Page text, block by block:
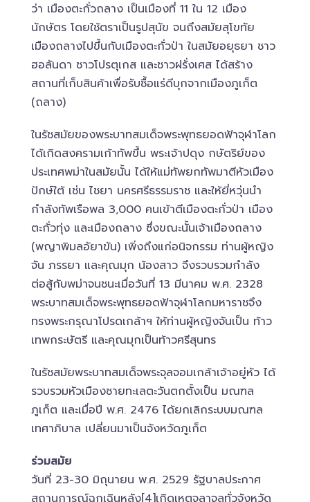
ว่า เมืองตะกั่วถลาง เป็นเมืองที่ 11 ใน 12 เมือง
นักษัตร โดยใช้ตราเป็นรูปสุนัข จนถึงสมัยสุโขทัย
เมืองถลางไปขึ้นกับเมืองตะกั่วป่า ในสมัยอยุธยา ชาว
ฮอลันดา ชาวโปรตุเกส และชาวฝรั่งเศส ได้สร้าง
สถานที่เก็บสินค้าเพื่อรับซื้อแร่ดีบุกจากเมืองภูเก็ต
(ถลาง)
ในรัชสมัยของพระบาทสมเด็จพระพุทธยอดฟ้าจุฬาโลก
ได้เกิดสงครามเก้าทัพขึ้น พระเจ้าปดุง กษัตริย์ของ
ประเทศพม่าในสมัยนั้น ได้ให้แม่ทัพยกทัพมาตีหัวเมือง
ปักษ์ใต้ เช่น ไชยา นครศรีธรรมราช และให้ยี่หวุ่นนำ
กำลังทัพเรือพล 3,000 คนเข้าตีเมืองตะกั่วป่า เมือง
ตะกั่วทุ่ง และเมืองถลาง ซึ่งขณะนั้นเจ้าเมืองถลาง
(พญาพิมลอัยาขัน) เพิ่งถึงแก่อนิจกรรม ท่านผู้หญิง
จัน ภรรยา และคุณมุก น้องสาว จึงรวบรวมกำลัง
ต่อสู้กับพม่าจนชนะเมื่อวันที่ 13 มีนาคม พ.ศ. 2328
พระบาทสมเด็จพระพุทธยอดฟ้าจุฬาโลกมหาราชจึง
ทรงพระกรุณาโปรดเกล้าฯ ให้ท่านผู้หญิงจันเป็น ท้าว
เทพกระษัตรี และคุณมุกเป็นท้าวศรีสุนทร
ในรัชสมัยพระบาทสมเด็จพระจุลจอมเกล้าเจ้าอยู่หัว ได้
รวบรวมหัวเมืองชายทะเลตะวันตกตั้งเป็น มณฑล
ภูเก็ต และเมื่อปี พ.ศ. 2476 ได้ยกเลิกระบบมณฑล
เทศาภิบาล เปลี่ยนมาเป็นจังหวัดภูเก็ต
ร่วมสมัย
วันที่ 23-30 มิถุนายน พ.ศ. 2529 รัฐบาลประกาศ